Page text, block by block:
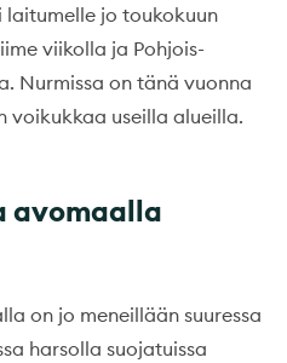
jo toukokuun
viikolla ja Pohjois-
Nurmissa on tänä vuonna
voikukkaa useilla alueilla.
avomaalla
on jo meneillään suuressa
harsolla suojatuissa